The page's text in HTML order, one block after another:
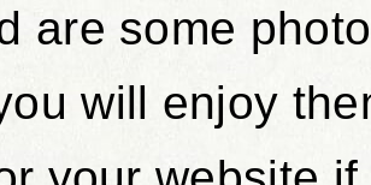
are some
will enjoy